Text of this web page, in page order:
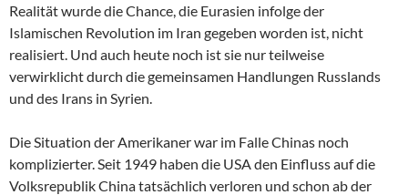
Realität wurde die Chance, die Eurasien infolge der
Islamischen Revolution im Iran gegeben worden ist, nicht
realisiert. Und auch heute noch ist sie nur teilweise
verwirklicht durch die gemeinsamen Handlungen Russlands
und des Irans in Syrien.
Die Situation der Amerikaner war im Falle Chinas noch
komplizierter. Seit 1949 haben die USA den Einfluss auf die
Volksrepublik China tatsächlich verloren und schon ab der